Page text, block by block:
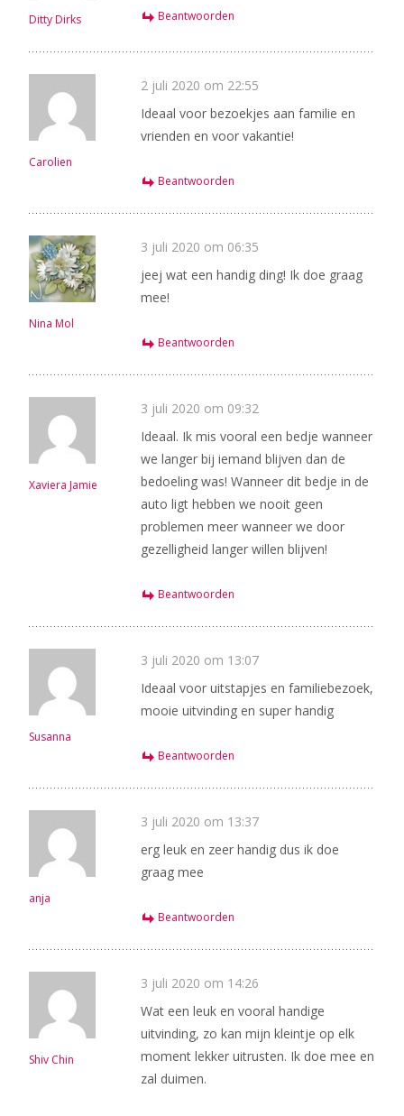
Ditty Dirks Beantwoorden
Carolien
2 juli 2020 om 22:55
Ideaal voor bezoekjes aan familie en
vrienden en voor vakantie!
Beantwoorden
Nina Mol
3 juli 2020 om 06:35
jeej wat een handig ding! Ik doe graag
mee!
Beantwoorden
Xaviera Jamie
3 juli 2020 om 09:32
Ideaal. Ik mis vooral een bedje wanneer
we langer bij iemand blijven dan de
bedoeling was! Wanneer dit bedje in de
auto ligt hebben we nooit geen
problemen meer wanneer we door
gezelligheid langer willen blijven!
Beantwoorden
Susanna
3 juli 2020 om 13:07
Ideaal voor uitstapjes en familiebezoek,
mooie uitvinding en super handig
Beantwoorden
anja
3 juli 2020 om 13:37
erg leuk en zeer handig dus ik doe
graag mee
Beantwoorden
Shiv Chin
3 juli 2020 om 14:26
Wat een leuk en vooral handige
uitvinding, zo kan mijn kleintje op elk
moment lekker uitrusten. Ik doe mee en
zal duimen.